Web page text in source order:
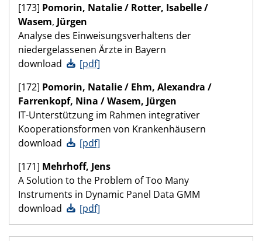
[173] Pomorin, Natalie / Rotter, Isabelle /
Wasem, Jürgen
Analyse des Einweisungsverhaltens der
niedergelassenen Ärzte in Bayern
download
[pdf]
[172] Pomorin, Natalie / Ehm, Alexandra /
Farrenkopf, Nina / Wasem, Jürgen
IT-Unterstützung im Rahmen integrativer
Kooperationsformen von Krankenhäusern
download
[pdf]
[171] Mehrhoff, Jens
A Solution to the Problem of Too Many
Instruments in Dynamic Panel Data GMM
download
[pdf]